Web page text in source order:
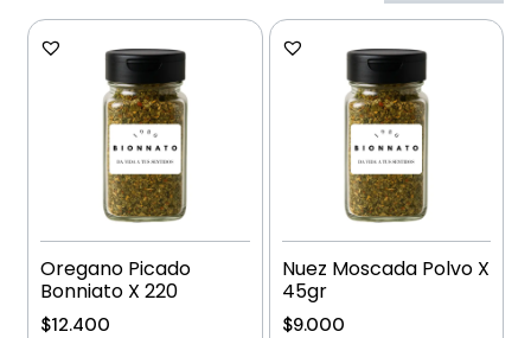
Oregano Picado
Bonniato X 220
$12.400
Nuez Moscada Polvo X
45gr
$9.000